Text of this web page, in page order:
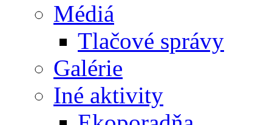
Médiá
Tlačové správy
Galérie
Iné aktivity